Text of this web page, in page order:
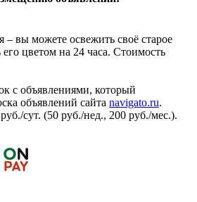
– вы можете освежить своё старое
цветом на 24 часа. Стоимость
с объявлениями, который
объявлений сайта navigato.ru.
сут. (50 руб./нед., 200 руб./мес.).